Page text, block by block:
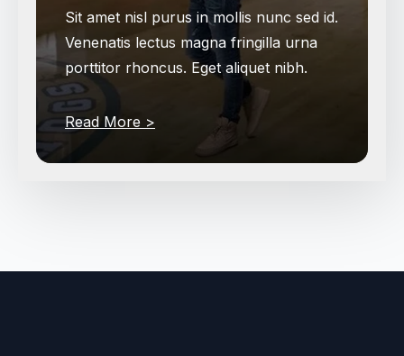
Sit amet nisl purus in mollis nunc sed id.
Venenatis lectus magna fringilla urna
porttitor rhoncus. Eget aliquet nibh.
Read More >